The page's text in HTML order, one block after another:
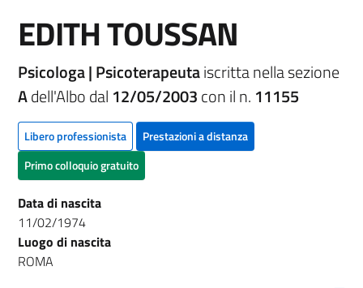
EDITH TOUSSAN
Psicologa | Psicoterapeutaiscritta nella sezione
Adell'Albo dal 12/05/2003con il n. 11155
Libero professionista
Prestazioni a distanza
Primo colloquio gratuito
Data di nascita
11/02/1974
Luogo di nascita
ROMA